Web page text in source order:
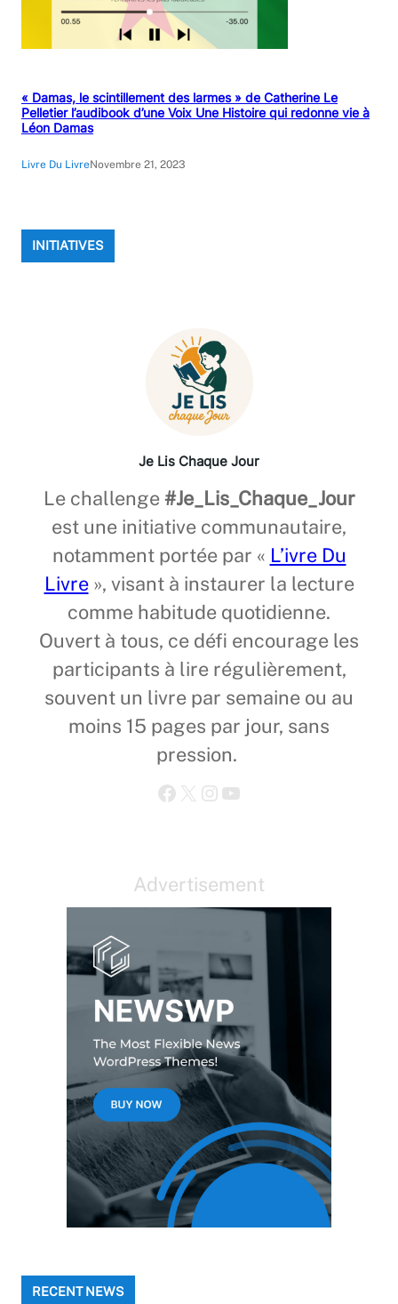
« Damas, le scintillement des larmes » de Catherine Le
Pelletier l’audibook d’une Voix Une Histoire qui redonne vie à
Léon Damas
Livre Du LivreNovembre 21, 2023
INITIATIVES
Je Lis Chaque Jour
Le challenge#Je_Lis_Chaque_Jour
est une initiative communautaire,
notamment portée par « L’ivre Du
Livre», visant à instaurer la lecture
comme habitude quotidienne.
Ouvert à tous, ce défi encourage les
participants à lire régulièrement,
souvent un livre par semaine ou au
moins 15 pages par jour, sans
pression.
Facebook X Instagram YouTube
Advertisement
RECENT NEWS